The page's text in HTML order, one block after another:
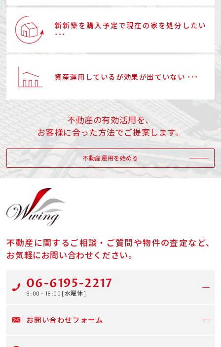
新新築を購入予定で現在の家を処分したい
･･･
資産運用しているが効果が出ていない ･･･
不動産の有効活用を、
お客様に合った方法でご提案します。
不動産運用を始める
不動産に関するご相談・ご質問や物件の査定など、
お気軽にお問い合わせください。
06-6195-2217
9:00 - 18:00 [水曜休]
お問い合わせフォーム